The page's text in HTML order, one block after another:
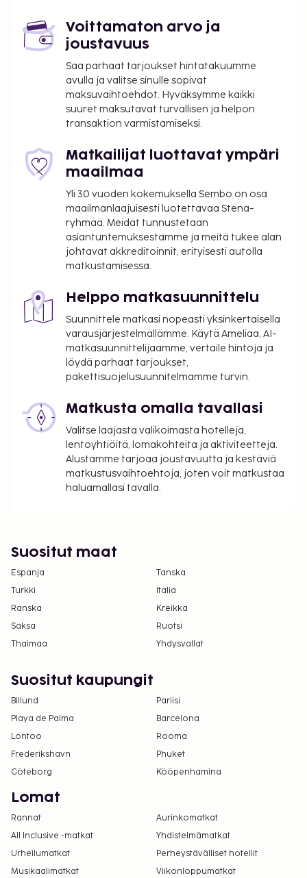
Voittamaton arvo ja
joustavuus
Saa parhaat tarjoukset hintatakuumme
avulla ja valitse sinulle sopivat
maksuvaihtoehdot. Hyväksymme kaikki
suuret maksutavat turvallisen ja helpon
transaktion varmistamiseksi.
Matkailijat luottavat ympäri
maailmaa
Yli 30 vuoden kokemuksella Sembo on osa
maailmanlaajuisesti luotettavaa Stena-
ryhmää. Meidät tunnustetaan
asiantuntemuksestamme ja meitä tukee alan
johtavat akkreditoinnit, erityisesti autolla
matkustamisessa.
Helppo matkasuunnittelu
Suunnittele matkasi nopeasti yksinkertaisella
varausjärjestelmällämme. Käytä Ameliaa, AI-
matkasuunnittelijaamme, vertaile hintoja ja
löydä parhaat tarjoukset,
pakettisuojelusuunnitelmamme turvin.
Matkusta omalla tavallasi
Valitse laajasta valikoimasta hotelleja,
lentoyhtiöitä, lomakohteita ja aktiviteetteja.
Alustamme tarjoaa joustavuutta ja kestäviä
matkustusvaihtoehtoja, joten voit matkustaa
haluamallasi tavalla.
Suositut maat
Espanja
Tanska
Turkki
Italia
Ranska
Kreikka
Saksa
Ruotsi
Thaimaa
Yhdysvallat
Suositut kaupungit
Billund
Pariisi
Playa de Palma
Barcelona
Lontoo
Rooma
Frederikshavn
Phuket
Göteborg
Kööpenhamina
Lomat
Rannat
Aurinkomatkat
All Inclusive -matkat
Yhdistelmämatkat
Urheilumatkat
Perheystävälliset hotellit
Musikaalimatkat
Viikonloppumatkat